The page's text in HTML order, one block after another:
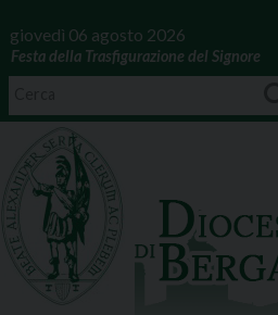
giovedì 06 agosto 2026
Festa della Trasfigurazione del Signore